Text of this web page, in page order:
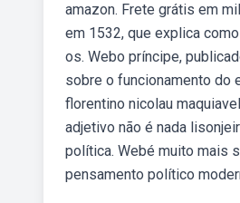
amazon. Frete grátis em
em 1532, que explica
os. Webo príncipe,
sobre o funcionamento do
florentino nicolau
adjetivo não é nada
política. Webé muito mais
pensamento político